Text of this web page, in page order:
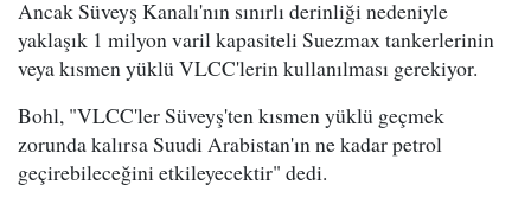
Ancak Süveyş Kanalı'nın sınırlı derinliği nedeniyle
yaklaşık 1 milyon varil kapasiteli Suezmax tankerlerinin
veya kısmen yüklü VLCC'lerin kullanılması gerekiyor.
Bohl, "VLCC'ler Süveyş'ten kısmen yüklü geçmek
zorunda kalırsa Suudi Arabistan'ın ne kadar petrol
geçirebileceğini etkileyecektir" dedi.